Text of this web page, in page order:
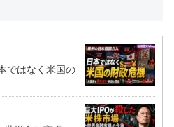
ではなく米国の